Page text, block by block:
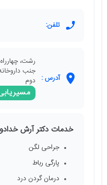
تلفن:
آدرس :
رشت،
جنب
دوم
خدمات دکتر آرش
جراحی لگن
پارگی رباط
درمان گردن درد